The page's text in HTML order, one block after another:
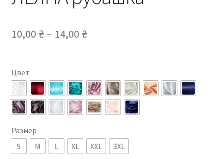
10,00 ₴– 14,00 ₴
Цвет
Размер
S
M L XL XXL 3XL